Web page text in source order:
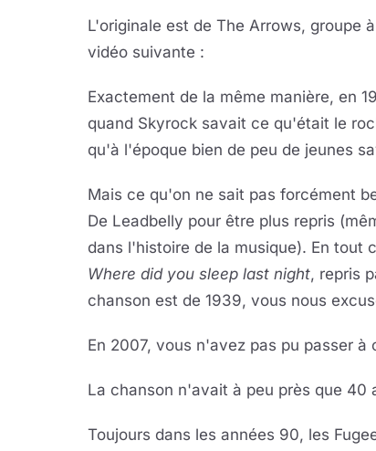
L'originale est de The Arrows, groupe
vidéo suivante :
Exactement de la même manière, en
quand Skyrock savait ce qu'était le
qu'à l'époque bien de peu de jeunes
Mais ce qu'on ne sait pas forcément
De Leadbelly pour être plus repris
dans l'histoire de la musique). En tout
Where did you sleep last night, repris
chanson est de 1939, vous nous
En 2007, vous n'avez pas pu passer à
La chanson n'avait à peu près que 40
Toujours dans les années 90, les